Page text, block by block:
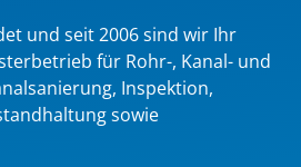
und seit 2006 sind wir Ihr
für Rohr-, Kanal- und
Inspektion,
sowie